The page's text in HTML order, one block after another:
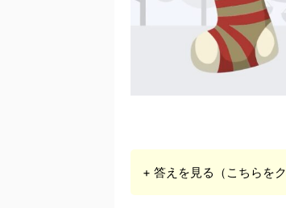
+ 答えを見る（こちらをク